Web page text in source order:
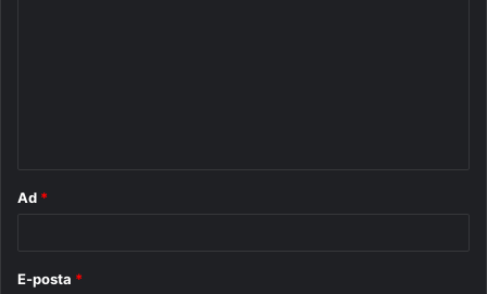
Ad *
E-posta *